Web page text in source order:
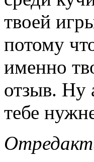
твоей
потому
именно
отзыв. Ну
тебе